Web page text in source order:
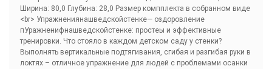
Ширина: 80,0 Глубина: 28,0 Размер компплекта в собранном виде
<br> Упражнениянашведскойстенке— оздоровление
пУражненифнашведскойстенке: простеы и эффективные
тренировки. Что стояло в каждом детском саду у стенки?
Выполнять вертикальные подтягивания, сгибая и разгибая руки в
локтях – отличное упражнение для людей с проблемами осанки